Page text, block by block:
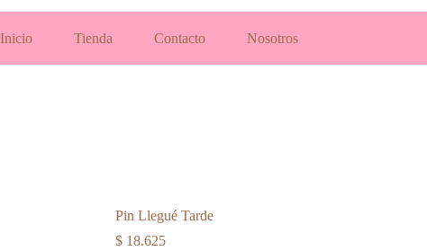
Inicio Tienda Contacto Nosotros
Pin Llegué Tarde
$18.625